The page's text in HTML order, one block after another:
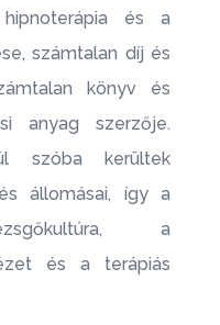
és a
számtalan díj és
könyv és
anyag szerzője.
szóba kerültek
állomásai, így a
a
és a terápiás